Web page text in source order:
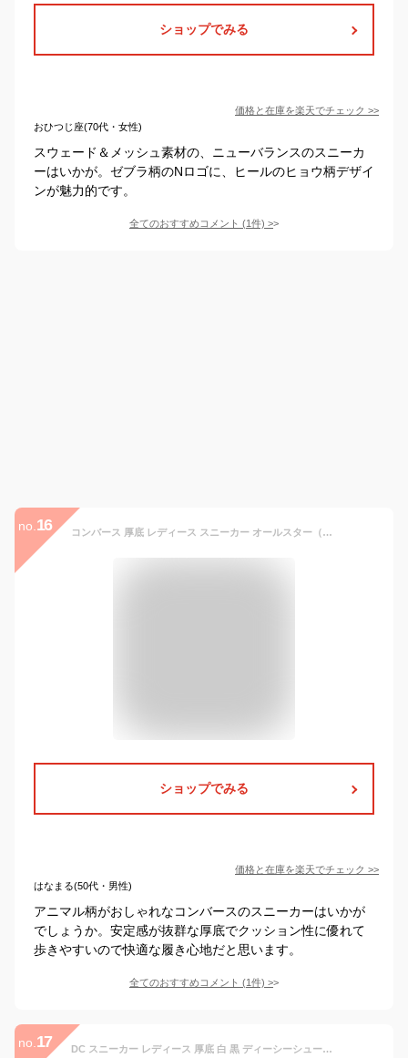
ショップでみる
価格と在庫を楽天でチェック >>
おひつじ座(70代・女性)
スウェード＆メッシュ素材の、ニューバランスのスニーカ
ーはいかが。ゼブラ柄のNロゴに、ヒールのヒョウ柄デザイ
ンが魅力的です。
全てのおすすめコメント (1件) >
no. 16 コンバース 厚底 レディース スニーカー オールスター（R）トレックウェーブ アニマルファー ハイ チャンキーソール ハイカット アニマル柄 31310231 ダルメシアン 31310230 レパード カジュアルシューズ 靴 【送料無料】 最強翌日配送 evid2
ショップでみる
価格と在庫を楽天でチェック >>
はなまる(50代・男性)
アニマル柄がおしゃれなコンバースのスニーカーはいかが
でしょうか。安定感が抜群な厚底でクッション性に優れて
歩きやすいので快適な履き心地だと思います。
全てのおすすめコメント (1件) >
no. 17 DC スニーカー レディース 厚底 白 黒 ディーシーシューズ マニュアルプラットフォーム ローカット ヒップホップ b系 カジュアル おしゃれ ウィメンズ 花柄 アニマル デイジー柄 チーター柄 ホワイト ブルー WS MANUAL PLATFORM DW231006